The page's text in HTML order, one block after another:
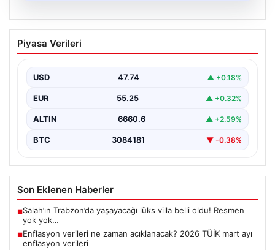
07.08.2026
Enflasyon verileri ne zaman
açıklanacak? 2026 TÜİK mart ayı
Piyasa Verileri
USD 47.74 ▲ +0.18%
EUR 55.25 ▲ +0.32%
ALTIN 6660.6 ▲ +2.59%
BTC 3084181 ▼ -0.38%
Son Eklenen Haberler
■Salah’ın Trabzon’da yaşayacağı lüks villa belli oldu! Resmen
yok yok…
■Enflasyon verileri ne zaman açıklanacak? 2026 TÜİK mart ayı
enflasyon verileri